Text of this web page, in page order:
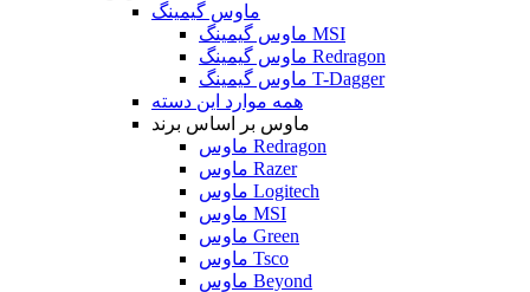
ماوس گیمینگ
ماوس گیمینگ MSI
ماوس گیمینگ Redragon
ماوس گیمینگ T-Dagger
همه موارد این دسته
ماوس بر اساس برند
ماوس Redragon
ماوس Razer
ماوس Logitech
ماوس MSI
ماوس Green
ماوس Tsco
ماوس Beyond